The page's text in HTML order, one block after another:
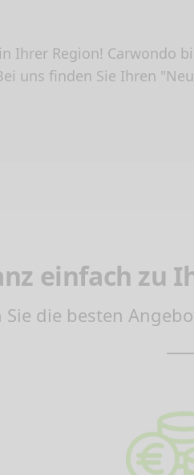
Ihrer Region! Carwondo
uns finden Sie Ihren
einfach zu
Sie die besten